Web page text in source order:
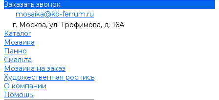
Заказать звонок
mosaika@kb-ferrum.ru
г. Москва, ул. Трофимова, д. 16А
Каталог
Мозаика
Панно
Смальта
Мозаика на заказ
Художественная роспись
О компании
Помощь